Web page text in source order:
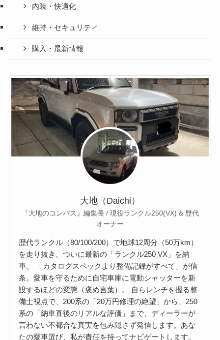
内装・快適化
維持・セキュリティ
購入・最新情報
大地（Daichi）
『大地のコンパス』編集長 / 現役ランクル250(VX) & 歴代
オーナー
歴代ランクル（80/100/200）で地球12周分（50万km）
を走り抜き、ついに最新の「ランクル250 VX」を納
車。 「カタログスペックより整備記録がすべて」が信
条。愛車を守るために自宅車庫に電動シャッターを新
設するほどの変態（褒め言葉）。 自らレンチを握る整
備士視点で、200系の「20万円修理の絶望」から、250
系の「納車直後のリアルな評価」まで、ディーラーが
言わない不都合な真実を包み隠さず発信します。あな
たの愛車選び、私が責任を持ってナビゲートします。